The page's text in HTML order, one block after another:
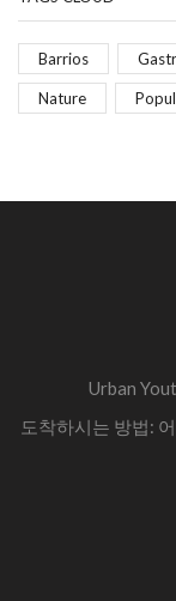
Barrios
Nature
Urban
도착하시는 방법: